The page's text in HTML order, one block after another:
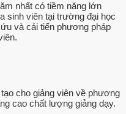
nhất có tiềm năng lớn
sinh viên tại trường đại học
và cải tiến phương pháp
cho giảng viên về phương
cao chất lượng giảng dạy.